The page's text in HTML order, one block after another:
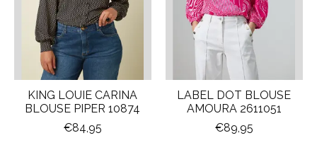
KING LOUIE CARINA
BLOUSE PIPER 10874
€84,95
LABEL DOT BLOUSE
AMOURA 2611051
€89,95